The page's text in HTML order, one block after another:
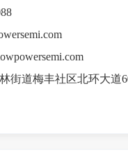
街道梅丰社区北环大道